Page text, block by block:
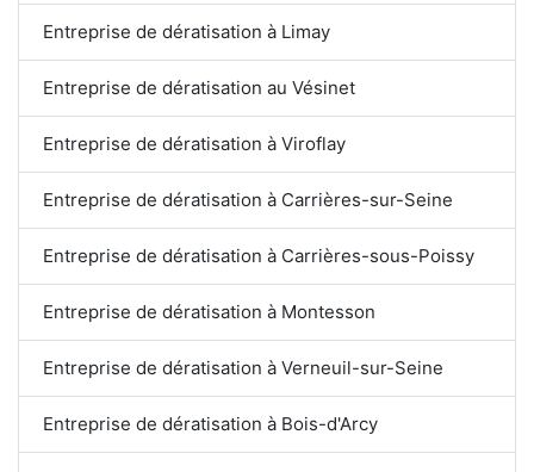
Entreprise de dératisation à Limay
Entreprise de dératisation au Vésinet
Entreprise de dératisation à Viroflay
Entreprise de dératisation à Carrières-sur-Seine
Entreprise de dératisation à Carrières-sous-Poissy
Entreprise de dératisation à Montesson
Entreprise de dératisation à Verneuil-sur-Seine
Entreprise de dératisation à Bois-d'Arcy